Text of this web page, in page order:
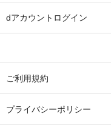
dアカウントログイン
ご利用規約
プライバシーポリシー